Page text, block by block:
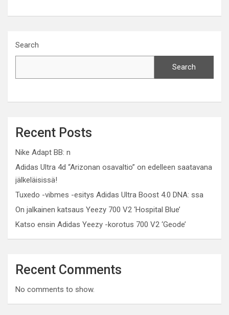
Search
Search
Recent Posts
Nike Adapt BB: n
Adidas Ultra 4d “Arizonan osavaltio” on edelleen saatavana
jälkeläisissä!
Tuxedo -vibmes -esitys Adidas Ultra Boost 4.0 DNA: ssa
On jalkainen katsaus Yeezy 700 V2 ‘Hospital Blue’
Katso ensin Adidas Yeezy -korotus 700 V2 ‘Geode’
Recent Comments
No comments to show.